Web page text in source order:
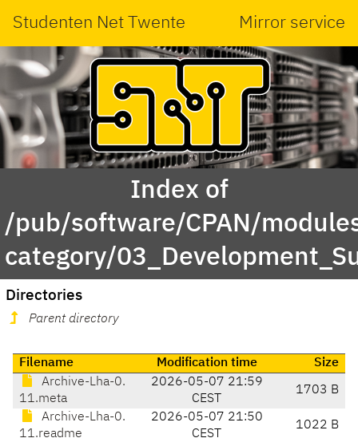
Studenten Net Twente Mirror service
Index of
/pub/software/CPAN/
category/
Directories
Parent directory
Filename Modification time
Size
Archive-Lha-0.
11.meta
2026-05-07 21:59
CEST
1703 B
Archive-Lha-0.
11.readme
2026-05-07 21:50
CEST
1022 B